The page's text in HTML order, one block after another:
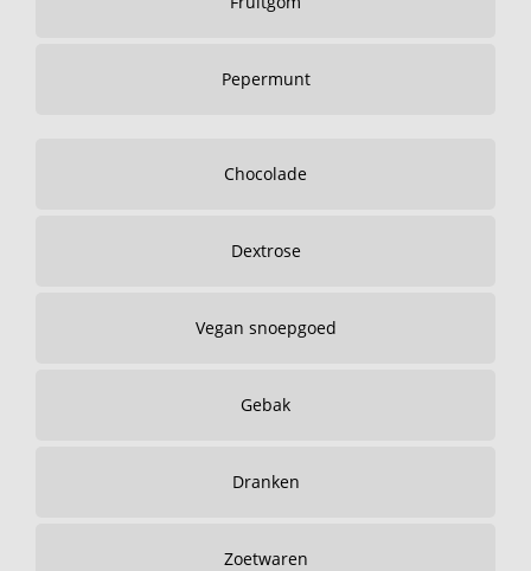
Pepermunt
Chocolade
Dextrose
Vegan snoepgoed
Gebak
Dranken
Zoetwaren